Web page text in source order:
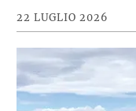
22 LUGLIO 2026